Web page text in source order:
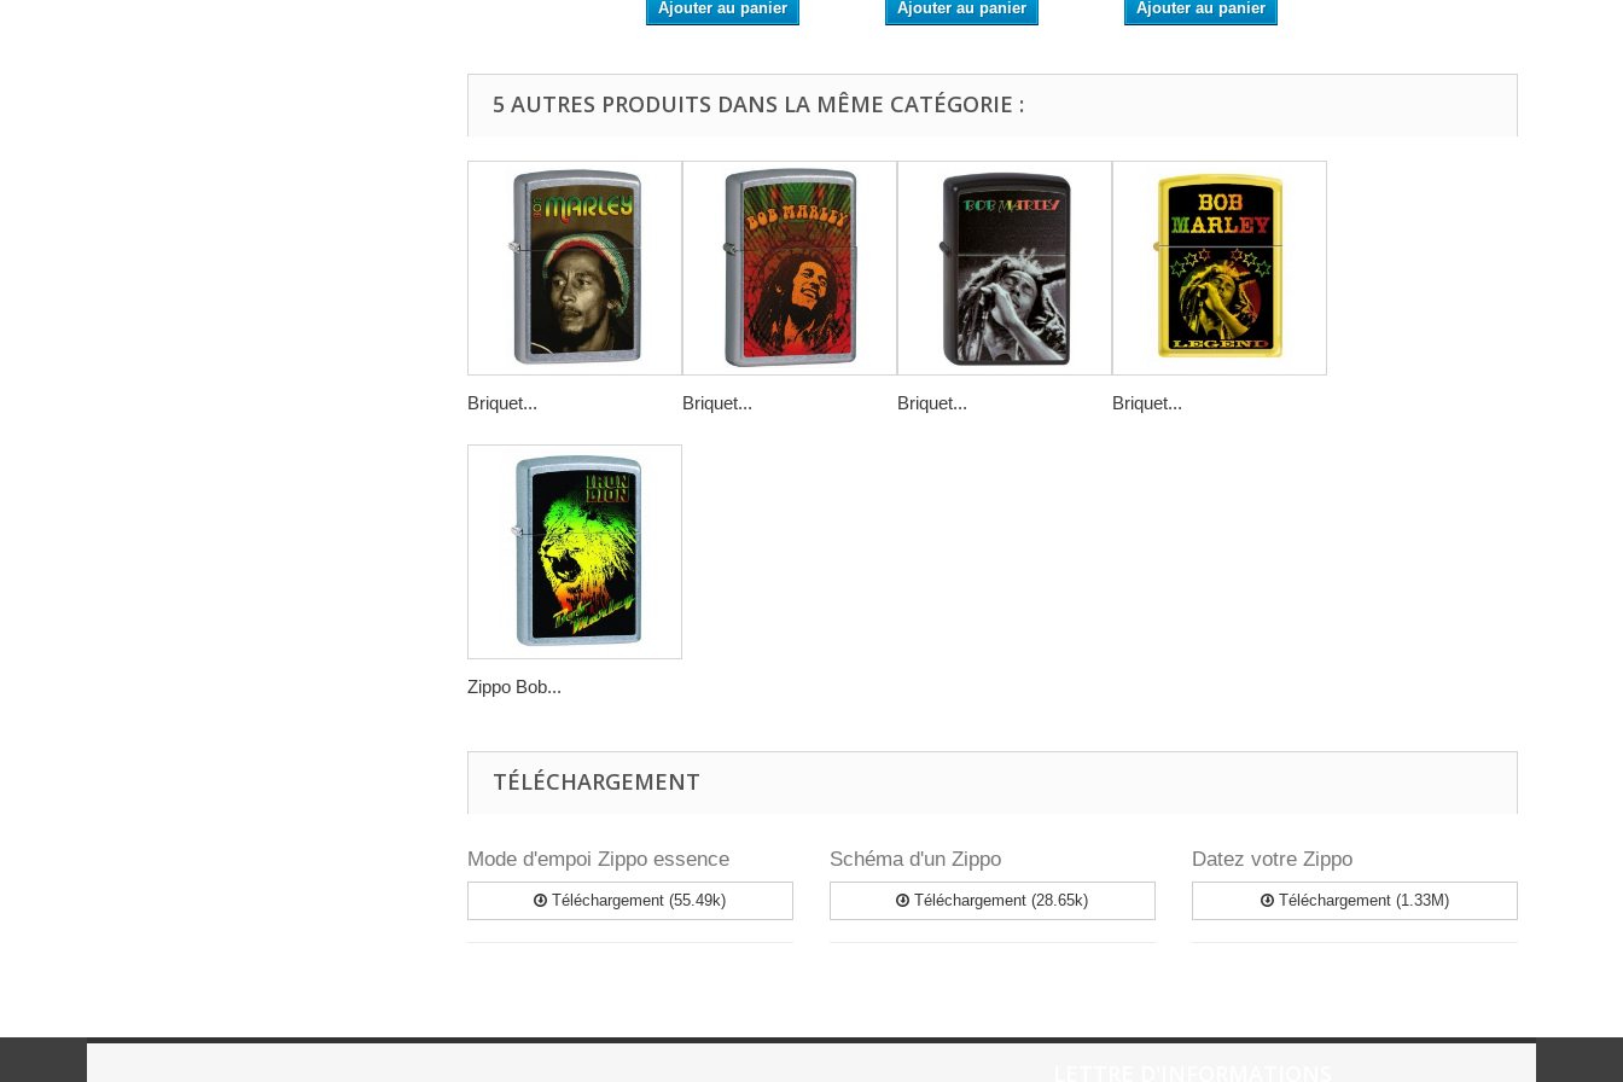
Ajouter au panier
Ajouter au panier
Ajouter au panier
5 AUTRES PRODUITS DANS LA MÊME CATÉGORIE :
Briquet... Briquet... Briquet... Briquet...
Zippo Bob...
TÉLÉCHARGEMENT
Mode d'empoi Zippo essence
Téléchargement (55.49k)
Schéma d'un Zippo
Téléchargement (28.65k)
Datez votre Zippo
Téléchargement (1.33M)